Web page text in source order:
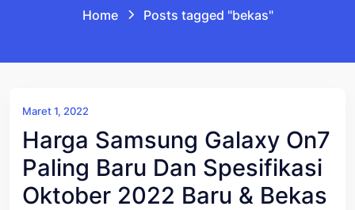
Home Posts tagged "bekas"
Maret 1, 2022
Harga Samsung Galaxy On7
Paling Baru Dan Spesifikasi
Oktober 2022 Baru & Bekas